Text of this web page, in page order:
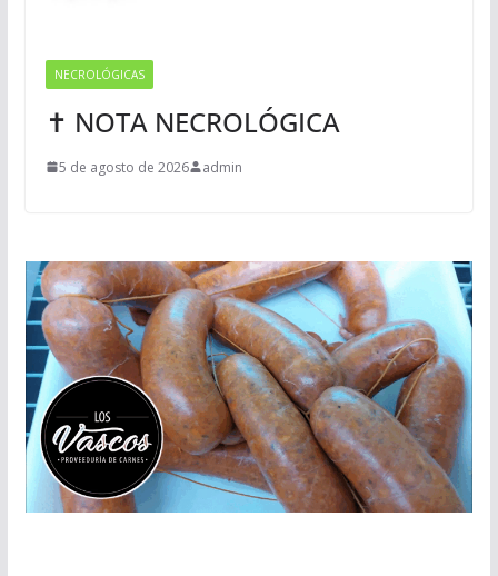
NECROLÓGICAS
✝ NOTA NECROLÓGICA
5 de agosto de 2026 admin